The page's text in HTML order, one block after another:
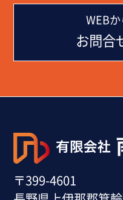
WEB
お問合
〒399-4601